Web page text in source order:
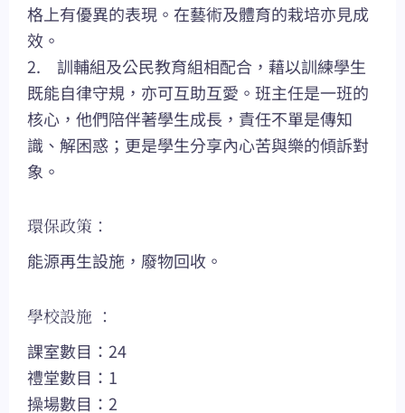
格上有優異的表現。在藝術及體育的栽培亦見成
效。
2. 訓輔組及公民教育組相配合，藉以訓練學生
既能自律守規，亦可互助互愛。班主任是一班的
核心，他們陪伴著學生成長，責任不單是傳知
識、解困惑；更是學生分享內心苦與樂的傾訴對
象。
環保政策：
能源再生設施，廢物回收。
學校設施 ：
課室數目：24
禮堂數目：1
操場數目：2